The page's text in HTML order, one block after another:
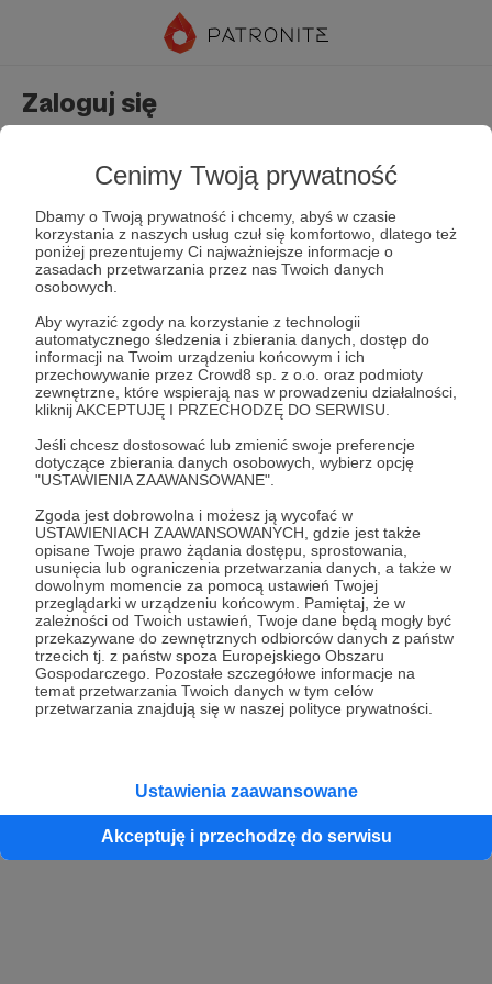
Cenimy Twoją prywatność
Dbamy o Twoją prywatność i chcemy, abyś w czasie
korzystania z naszych usług czuł się komfortowo, dlatego też
poniżej prezentujemy Ci najważniejsze informacje o
zasadach przetwarzania przez nas Twoich danych
osobowych.
Aby wyrazić zgody na korzystanie z technologii
automatycznego śledzenia i zbierania danych, dostęp do
informacji na Twoim urządzeniu końcowym i ich
przechowywanie przez Crowd8 sp. z o.o. oraz podmioty
zewnętrzne, które wspierają nas w prowadzeniu działalności,
kliknij AKCEPTUJĘ I PRZECHODZĘ DO SERWISU.
Jeśli chcesz dostosować lub zmienić swoje preferencje
dotyczące zbierania danych osobowych, wybierz opcję
"USTAWIENIA ZAAWANSOWANE".
Zgoda jest dobrowolna i możesz ją wycofać w
USTAWIENIACH ZAAWANSOWANYCH, gdzie jest także
opisane Twoje prawo żądania dostępu, sprostowania,
usunięcia lub ograniczenia przetwarzania danych, a także w
dowolnym momencie za pomocą ustawień Twojej
przeglądarki w urządzeniu końcowym. Pamiętaj, że w
zależności od Twoich ustawień, Twoje dane będą mogły być
przekazywane do zewnętrznych odbiorców danych z państw
trzecich tj. z państw spoza Europejskiego Obszaru
Gospodarczego. Pozostałe szczegółowe informacje na
temat przetwarzania Twoich danych w tym celów
przetwarzania znajdują się w naszej polityce prywatności.
Ustawienia zaawansowane
Akceptuję i przechodzę do serwisu
Zaloguj się
Zapamiętaj mnie Zapomniałeś hasła?
Zaloguj
lub
Kontynuuj z Google
Kontynuuj z Facebook
Kontynuuj z Apple
konta przez osobę niepełnoletnią” dostępny w regulaminie Patronite.pl